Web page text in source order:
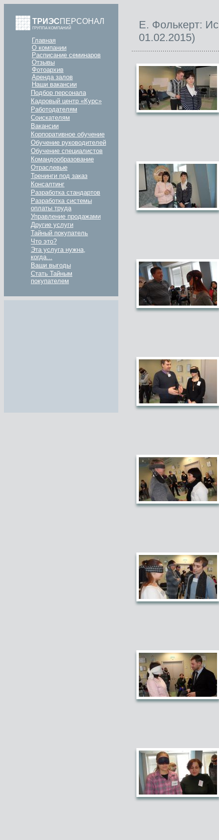
ТРИЭСПЕРСОНАЛ
ГРУППА КОМПАНИЙ
Главная
О компании
Расписание семинаров
Отзывы
Фотоархив
Аренда залов
Наши вакансии
Подбор персонала
Кадровый центр «Курс»
Работодателям
Соискателям
Вакансии
Корпоративное обучение
Обучение руководителей
Обучение специалистов
Командообразование
Отраслевые
Тренинги под заказ
Консалтинг
Разработка стандартов
Разработка системы
оплаты труда
Управление продажами
Другие услуги
Тайный покупатель
Что это?
Эта услуга нужна,
когда...
Ваши выгоды
Стать Тайным
покупателем
Е. Фолькерт:
01.02.2015)